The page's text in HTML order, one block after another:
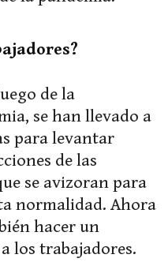
de la
se han llevado a
para levantar
de las
se avizoran para
normalidad. Ahora
hacer un
los trabajadores.